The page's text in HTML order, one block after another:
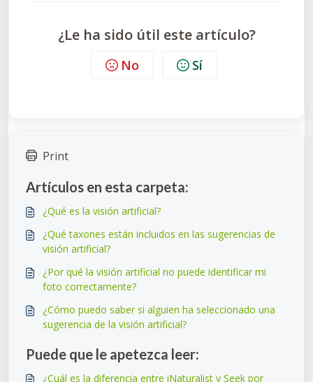
¿Le ha sido útil este artículo?
No Sí
Print
Artículos en esta carpeta:
¿Qué es la visión artificial?
¿Qué taxones están incluidos en las sugerencias de
visión artificial?
¿Por qué la visión artificial no puede identificar mi
foto correctamente?
¿Cómo puedo saber si alguien ha seleccionado una
sugerencia de la visión artificial?
Puede que le apetezca leer:
¿Cuál es la diferencia entre iNaturalist y Seek por